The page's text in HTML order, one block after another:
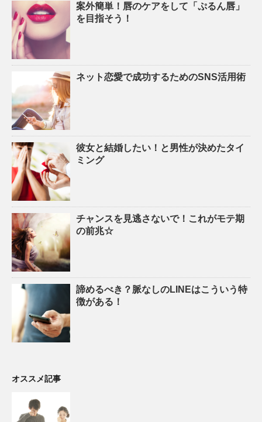
案外簡単！唇のケアをして「ぷるん唇」
を目指そう！
ネット恋愛で成功するためのSNS活用術
彼女と結婚したい！と男性が決めたタイ
ミング
チャンスを見逃さないで！これがモテ期
の前兆☆
諦めるべき？脈なしのLINEはこういう特
徴がある！
オススメ記事